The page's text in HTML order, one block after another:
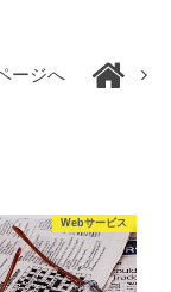
ージへ
Webサービス